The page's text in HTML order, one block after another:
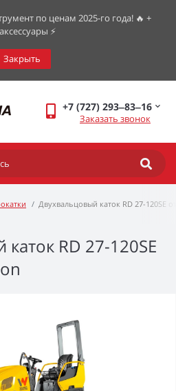
по ценам 2025-го года! 🔥 +
⚡️
Закрыть
+7 (727) 293‒83‒16
Заказать звонок
Двухвальцовый каток RD 27-120SE
RD 27-120SE